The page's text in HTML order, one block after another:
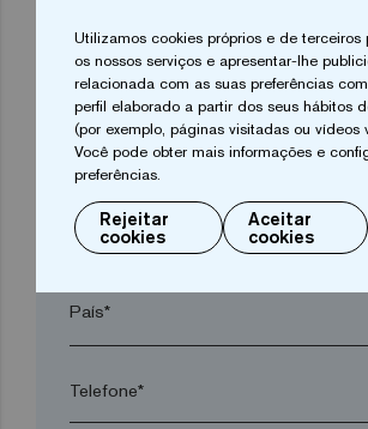
Cidade*
Código postal*
Telefone*
Utilizamos cookies próprios e de terceiros
os nossos serviços e apresentar-lhe
relacionada com as suas preferências
perfil elaborado a partir dos seus hábitos
(por exemplo, páginas visitadas ou vídeos
Você pode obter mais informações e
preferências.
Rejeitar
cookies
Aceitar
cookies